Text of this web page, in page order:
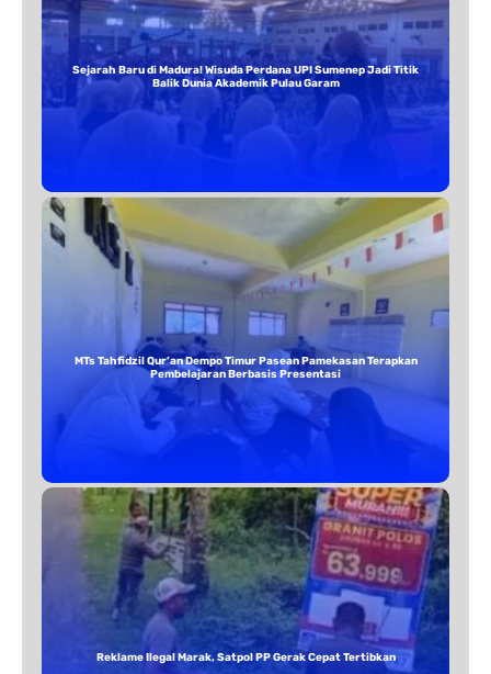
Sejarah Baru di Madura! Wisuda Perdana UPI Sumenep Jadi Titik
Balik Dunia Akademik Pulau Garam
MTs Tahfidzil Qur’an Dempo Timur Pasean Pamekasan Terapkan
Pembelajaran Berbasis Presentasi
Reklame Ilegal Marak, Satpol PP Gerak Cepat Tertibkan